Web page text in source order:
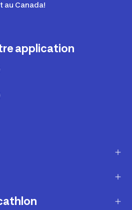
au Canada!
application